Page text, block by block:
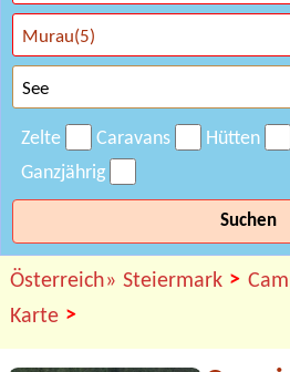
Zelte Caravans Hütten
Ganzjährig
Suchen
Österreich» Steiermark >
Karte >